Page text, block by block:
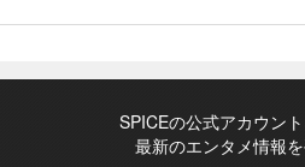
SPICEの公式アカウン
最新のエンタメ情報